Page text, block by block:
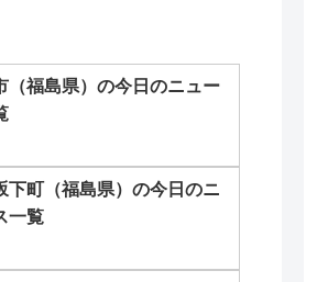
（福島県）の今日のニュー
下町（福島県）の今日のニ
一覧